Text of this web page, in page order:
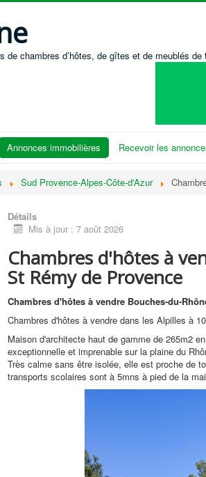
chambres d’hôtes, de gîtes et de meublés de
Annonces immobilières Recevoir les
Sud Provence-Alpes-Côte-d'Azur
Détails
Mis à jour : 7 août 2026
Chambres d'hôtes à
St Rémy de Provence
Chambres d'hôtes à vendre Bouches-du-
Chambres d'hôtes à vendre dans les Alpilles à
Maison d'architecte haut de gamme de 265m2
exceptionnelle et imprenable sur la plaine du
Très calme sans être isolée, elle est proche de
transports scolaires sont à 5mns à pied de la